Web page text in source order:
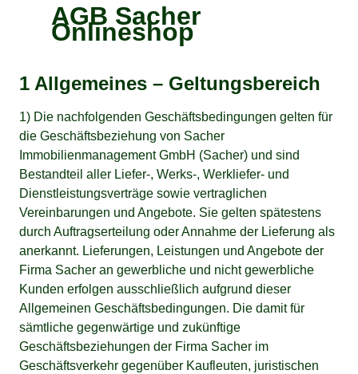
AGB Sacher
Onlineshop
1 Allgemeines – Geltungsbereich
1) Die nachfolgenden Geschäftsbedingungen gelten für
die Geschäftsbeziehung von Sacher
Immobilienmanagement GmbH (Sacher) und sind
Bestandteil aller Liefer-, Werks-, Werkliefer- und
Dienstleistungsverträge sowie vertraglichen
Vereinbarungen und Angebote. Sie gelten spätestens
durch Auftragserteilung oder Annahme der Lieferung als
anerkannt. Lieferungen, Leistungen und Angebote der
Firma Sacher an gewerbliche und nicht gewerbliche
Kunden erfolgen ausschließlich aufgrund dieser
Allgemeinen Geschäftsbedingungen. Die damit für
sämtliche gegenwärtige und zukünftige
Geschäftsbeziehungen der Firma Sacher im
Geschäftsverkehr gegenüber Kaufleuten, juristischen